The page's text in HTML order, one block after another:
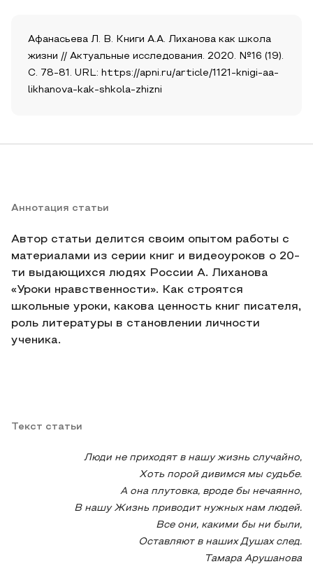
Афанасьева Л. В. Книги А.А. Лиханова как школа
жизни // Актуальные исследования. 2020. №16 (19).
С. 78-81. URL: https://apni.ru/article/1121-knigi-aa-
likhanova-kak-shkola-zhizni
Аннотация статьи
Автор статьи делится своим опытом работы с
материалами из серии книг и видеоуроков о 20-
ти выдающихся людях России А. Лиханова
«Уроки нравственности». Как строятся
школьные уроки, какова ценность книг писателя,
роль литературы в становлении личности
ученика.
Текст статьи
Люди не приходят в нашу жизнь случайно,
Хоть порой дивимся мы судьбе.
А она плутовка, вроде бы нечаянно,
В нашу Жизнь приводит нужных нам людей.
Все они, какими бы ни были,
Оставляют в наших Душах след.
Тамара Арушанова